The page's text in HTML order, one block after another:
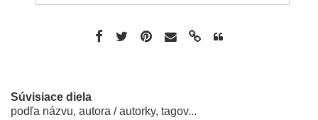
Súvisiace diela
podľa názvu, autora / autorky, tagov...